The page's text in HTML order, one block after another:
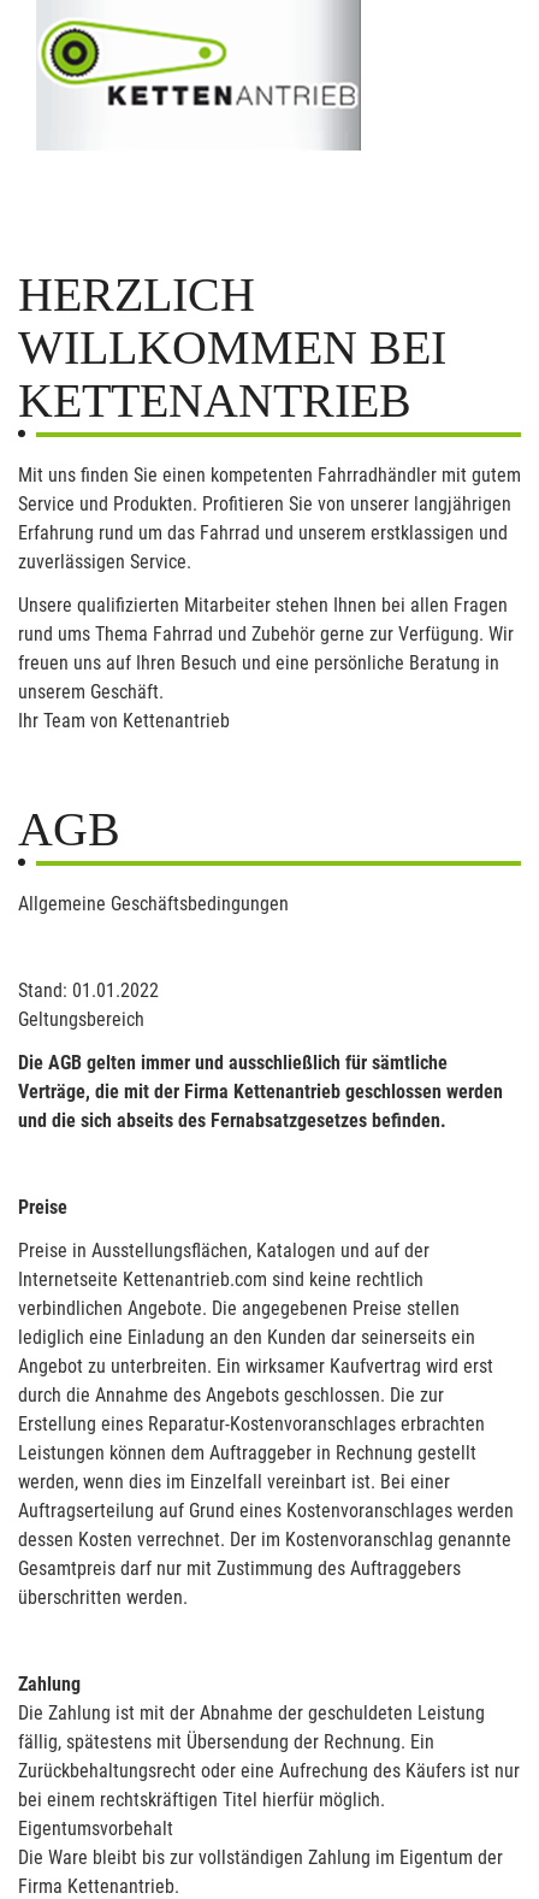
HERZLICH
WILLKOMMEN BEI
KETTENANTRIEB
Mit uns finden Sie einen kompetenten Fahrradhändler mit gutem
Service und Produkten. Profitieren Sie von unserer langjährigen
Erfahrung rund um das Fahrrad und unserem erstklassigen und
zuverlässigen Service.
Unsere qualifizierten Mitarbeiter stehen Ihnen bei allen Fragen
rund ums Thema Fahrrad und Zubehör gerne zur Verfügung. Wir
freuen uns auf Ihren Besuch und eine persönliche Beratung in
unserem Geschäft.
Ihr Team von Kettenantrieb
AGB
Allgemeine Geschäftsbedingungen
Stand: 01.01.2022
Geltungsbereich
Die AGB gelten immer und ausschließlich für sämtliche
Verträge, die mit der Firma Kettenantrieb geschlossen werden
und die sich abseits des Fernabsatzgesetzes befinden.
Preise
Preise in Ausstellungsflächen, Katalogen und auf der
Internetseite Kettenantrieb.com sind keine rechtlich
verbindlichen Angebote. Die angegebenen Preise stellen
lediglich eine Einladung an den Kunden dar seinerseits ein
Angebot zu unterbreiten. Ein wirksamer Kaufvertrag wird erst
durch die Annahme des Angebots geschlossen. Die zur
Erstellung eines Reparatur-Kostenvoranschlages erbrachten
Leistungen können dem Auftraggeber in Rechnung gestellt
werden, wenn dies im Einzelfall vereinbart ist. Bei einer
Auftragserteilung auf Grund eines Kostenvoranschlages werden
dessen Kosten verrechnet. Der im Kostenvoranschlag genannte
Gesamtpreis darf nur mit Zustimmung des Auftraggebers
überschritten werden.
Zahlung
Die Zahlung ist mit der Abnahme der geschuldeten Leistung
fällig, spätestens mit Übersendung der Rechnung. Ein
Zurückbehaltungsrecht oder eine Aufrechung des Käufers ist nur
bei einem rechtskräftigen Titel hierfür möglich.
Eigentumsvorbehalt
Die Ware bleibt bis zur vollständigen Zahlung im Eigentum der
Firma Kettenantrieb.